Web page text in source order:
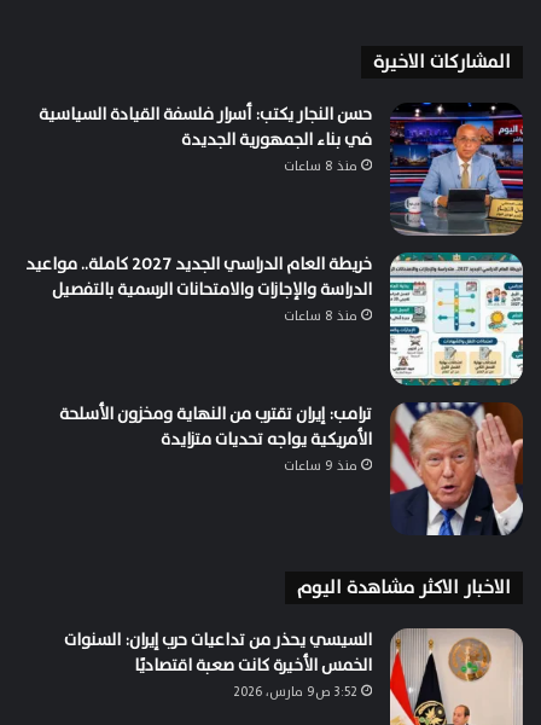
المشاركات الاخيرة
حسن النجار يكتب: أسرار فلسفة القيادة السياسية
في بناء الجمهورية الجديدة
منذ 8 ساعات
خريطة العام الدراسي الجديد 2027 كاملة.. مواعيد
الدراسة والإجازات والامتحانات الرسمية بالتفصيل
منذ 8 ساعات
ترامب: إيران تقترب من النهاية ومخزون الأسلحة
الأمريكية يواجه تحديات متزايدة
منذ 9 ساعات
الاخبار الاكثر مشاهدة اليوم
السيسي يحذر من تداعيات حرب إيران: السنوات
الخمس الأخيرة كانت صعبة اقتصاديًا
3:52 ص9 مارس، 2026